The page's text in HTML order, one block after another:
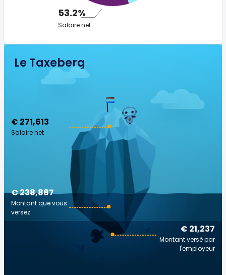
53.2%
Salaire net
Le Taxeberg
€ 271,613
Salaire net
€ 21,237
Montant versé par
l'employeur
€ 238,887
Montant que vous
versez